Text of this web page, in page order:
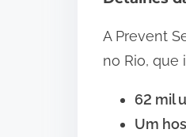
A Prevent
no Rio, que
62 mil
Um